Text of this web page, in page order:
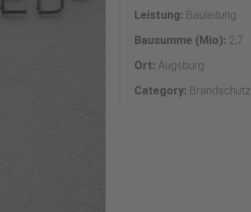
Leistung: Bauleitung
Bausumme (Mio): 2,7
Ort: Augsburg
Category: Brandschutz